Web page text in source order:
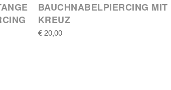
BAUCHNABELPIERCING MIT
KREUZ
€ 20,00